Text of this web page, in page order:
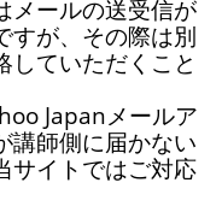
メールの送受信が
すが、その際は別
していただくこと
Japanメールア
講師側に届かない
サイトではご対応